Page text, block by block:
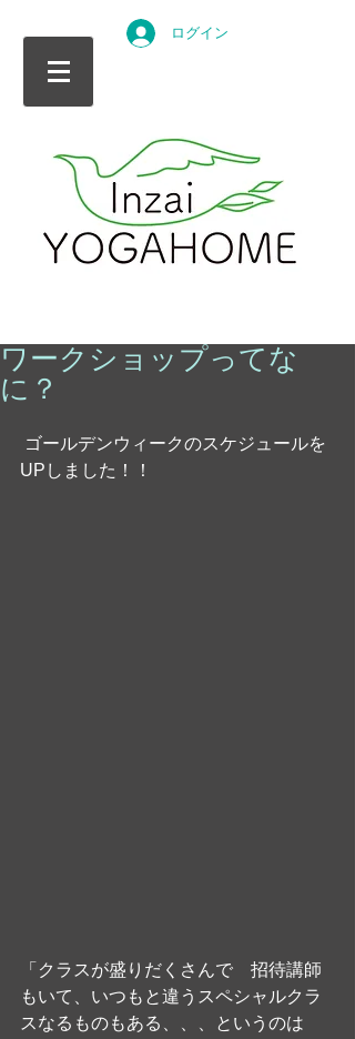
ログイン
ワークショップってな
に？
UPしました！！
「クラスが盛りだくさんで　招待講師
もいて、いつもと違うスペシャルクラ
スなるものもある、、、というのは